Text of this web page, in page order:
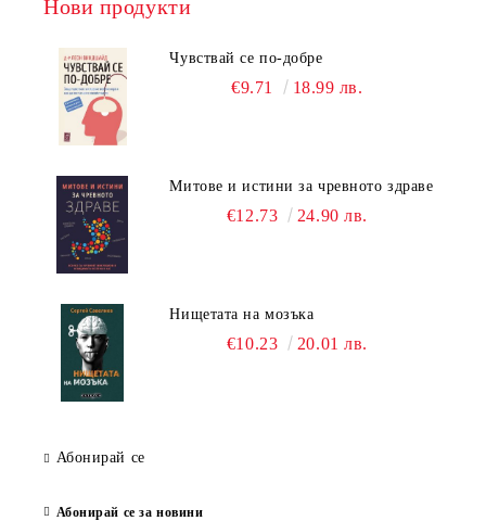
Нови продукти
Чувствай се по-добре
€9.71 18.99 лв.
Митове и истини за чревното здраве
€12.73 24.90 лв.
Нищетата на мозъка
€10.23 20.01 лв.
Абонирай се
Абонирай се за новини